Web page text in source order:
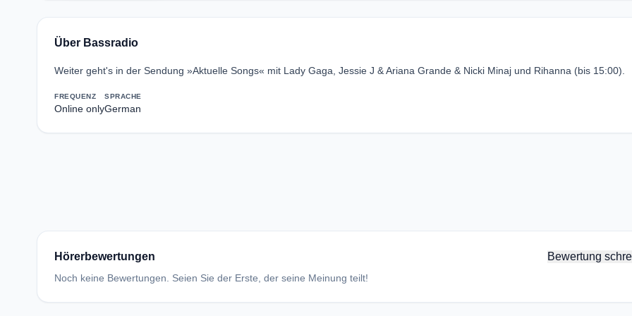
Über Bassradio
Weiter geht's in der Sendung »Aktuelle Songs« mit Lady Gaga, Jessie J & Ariana Grande & Nicki Minaj und Rihanna (bis 15:00).
FREQUENZ
Online only
SPRACHE
German
Hörerbewertungen Bewertung
Noch keine Bewertungen. Seien Sie der Erste, der seine Meinung teilt!